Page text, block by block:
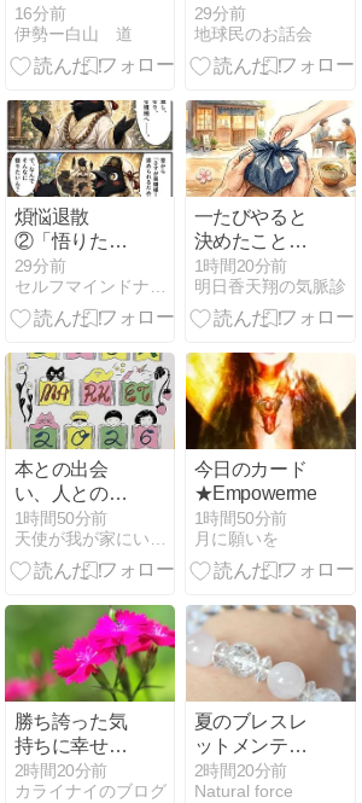
岐点の週の始
まり
16分前
伊勢ー白山 道
すべてが先祖
供養
29分前
地球民のお話会
煩悩退散
②「悟りたい
欲」
29分前
セルフマインドナビゲーション？Naniya？
一たびやると
決めたこと
は、それがど
んな小さなこ
とであっても
むことが大切
だ
1時間20分前
明日香天翔の気脈診
本との出会
い、人との出
会い
1時間50分前
天使が我が家にいるらしい
今日のカード
★Empowerment★
1時間50分前
月に願いを
勝ち誇った気
持ちに幸せを
感じている
2時間20分前
カライナイのブログ
夏のブレスレ
ットメンテナ
ンス
2時間20分前
Natural force